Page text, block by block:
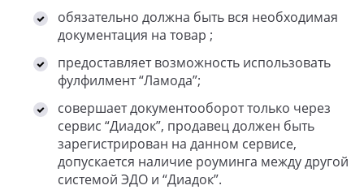
обязательно должна быть вся необходимая
документация на товар ;
предоставляет возможность использовать
фулфилмент “Ламода”;
совершает документооборот только через
сервис “Диадок”, продавец должен быть
зарегистрирован на данном сервисе,
допускается наличие роуминга между другой
системой ЭДО и “Диадок”.